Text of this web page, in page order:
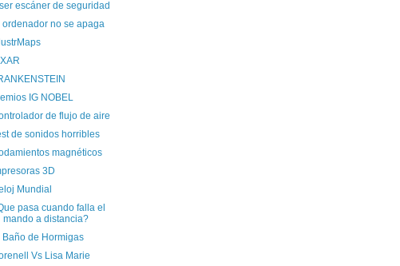
escáner de seguridad
ordenador no se apaga
IG NOBEL
de flujo de aire
de sonidos horribles
magnéticos
3D
Mundial
pasa cuando falla el
mando a distancia?
Baño de Hormigas
Vs Lisa Marie